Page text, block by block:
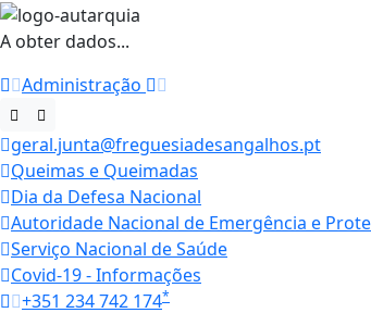
A obter dados...
Administração
geral.junta@freguesiadesangalhos.pt
Queimas e Queimadas
Dia da Defesa Nacional
Autoridade Nacional de Emergência e
Serviço Nacional de Saúde
Covid-19 - Informações
+351 234 742 174*